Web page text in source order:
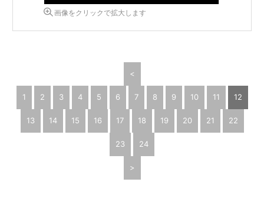
画像をクリックで拡大します
<
1 2 3 4 5 6 7 8 9 10 11 12
13 14 15 16 17 18 19 20 21 22
23 24
>